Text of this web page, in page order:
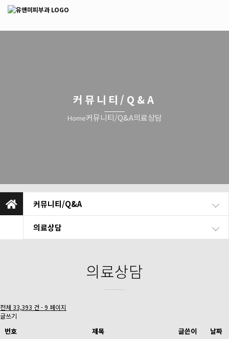
커뮤니티/Q&A
Home커뮤니티/Q&A의료상담
커뮤니티/Q&A
의료상담
의료상담
전체 33,393 건 - 9 페이지
글쓰기
번호 제목 글쓴이 날짜